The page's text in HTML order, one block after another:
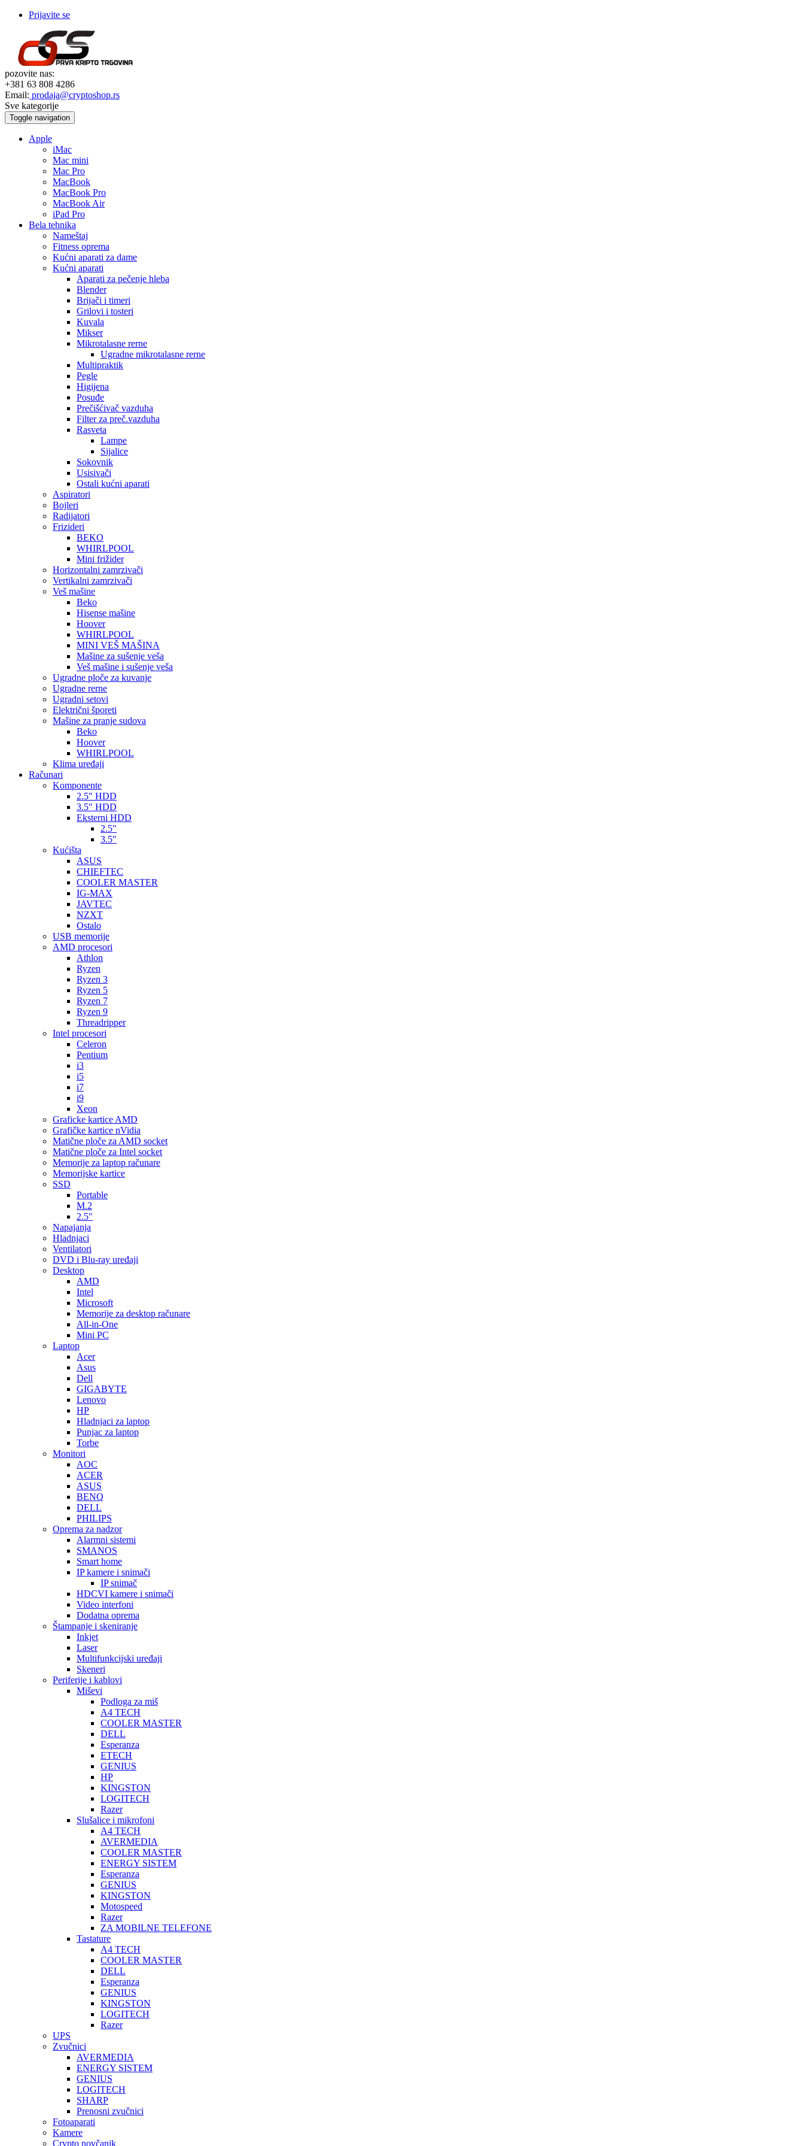
Prijavite se
pozovite nas:
+381 63 808 4286
Email: prodaja@cryptoshop.rs
Sve kategorije
Toggle navigation
Apple
iMac
Mac mini
Mac Pro
MacBook
MacBook Pro
MacBook Air
iPad Pro
Bela tehnika
Nameštaj
Fitness oprema
Kućni aparati za dame
Kućni aparati
Aparati za pečenje hleba
Blender
Brijači i timeri
Grilovi i tosteri
Kuvala
Mikser
Mikrotalasne rerne
Ugradne mikrotalasne rerne
Multipraktik
Pegle
Higijena
Posuđe
Prečišćivač vazduha
Filter za preč.vazduha
Rasveta
Lampe
Sijalice
Sokovnik
Usisivači
Ostali kućni aparati
Aspiratori
Bojleri
Radijatori
Frizideri
BEKO
WHIRLPOOL
Mini frižider
Horizontalni zamrzivači
Vertikalni zamrzivači
Veš mašine
Beko
Hisense mašine
Hoover
WHIRLPOOL
MINI VEŠ MAŠINA
Mašine za sušenje veša
Veš mašine i sušenje veša
Ugradne ploče za kuvanje
Ugradne rerne
Ugradni setovi
Električni šporeti
Mašine za pranje sudova
Beko
Hoover
WHIRLPOOL
Klima uređaji
Računari
Komponente
2.5″ HDD
3.5″ HDD
Eksterni HDD
2.5″
3.5″
Kućišta
ASUS
CHIEFTEC
COOLER MASTER
IG-MAX
JAVTEC
NZXT
Ostalo
USB memorije
AMD procesori
Athlon
Ryzen
Ryzen 3
Ryzen 5
Ryzen 7
Ryzen 9
Threadripper
Intel procesori
Celeron
Pentium
i3
i5
i7
i9
Xeon
Graficke kartice AMD
Grafičke kartice nVidia
Matične ploče za AMD socket
Matične ploče za Intel socket
Memorije za laptop računare
Memorijske kartice
SSD
Portable
M.2
2.5″
Napajanja
Hladnjaci
Ventilatori
DVD i Blu-ray uređaji
Desktop
AMD
Intel
Microsoft
Memorije za desktop računare
All-in-One
Mini PC
Laptop
Acer
Asus
Dell
GIGABYTE
Lenovo
HP
Hladnjaci za laptop
Punjac za laptop
Torbe
Monitori
AOC
ACER
ASUS
BENQ
DELL
PHILIPS
Oprema za nadzor
Alarmni sistemi
SMANOS
Smart home
IP kamere i snimači
IP snimač
HDCVI kamere i snimači
Video interfoni
Dodatna oprema
Štampanje i skeniranje
Inkjet
Laser
Multifunkcijski uređaji
Skeneri
Periferije i kablovi
Miševi
Podloga za miš
A4 TECH
COOLER MASTER
DELL
Esperanza
ETECH
GENIUS
HP
KINGSTON
LOGITECH
Razer
Slušalice i mikrofoni
A4 TECH
AVERMEDIA
COOLER MASTER
ENERGY SISTEM
Esperanza
GENIUS
KINGSTON
Motospeed
Razer
ZA MOBILNE TELEFONE
Tastature
A4 TECH
COOLER MASTER
DELL
Esperanza
GENIUS
KINGSTON
LOGITECH
Razer
UPS
Zvučnici
AVERMEDIA
ENERGY SISTEM
GENIUS
LOGITECH
SHARP
Prenosni zvučnici
Fotoaparati
Kamere
Crypto novčanik